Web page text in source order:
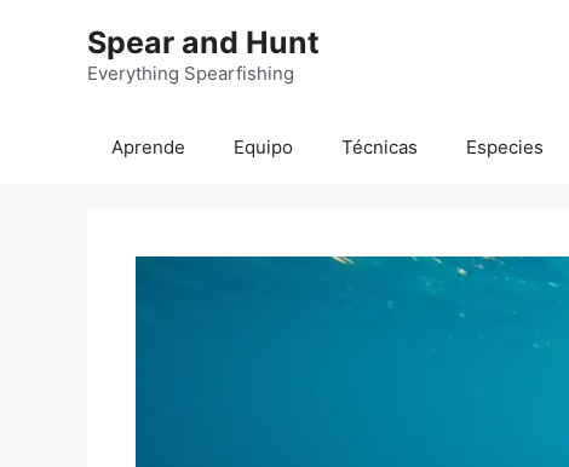
contenido
Spear and Hunt
Everything Spearfishing
Aprende Equipo Técnicas Especies